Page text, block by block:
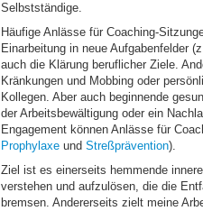
Selbstständige.
Häufige Anlässe für Coaching-
Einarbeitung in neue Aufgabenfelder
auch die Klärung beruflicher Ziele.
Kränkungen und Mobbing oder
Kollegen. Aber auch beginnende
der Arbeitsbewältigung oder ein
Engagement können Anlässe für
Prophylaxe und Streßprävention).
Ziel ist es einerseits hemmende
verstehen und aufzulösen, die die
bremsen. Andererseits zielt meine